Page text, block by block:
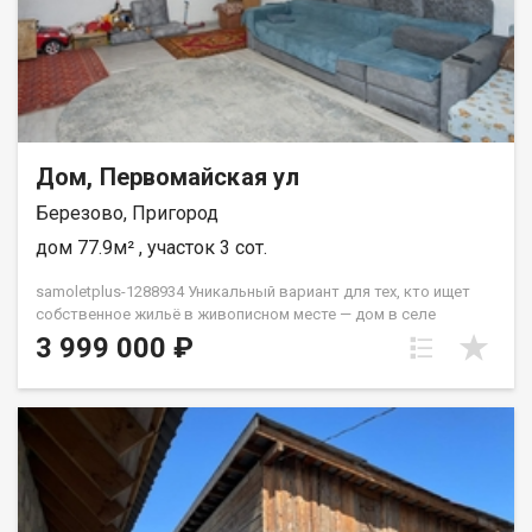
Дом, Первомайская ул
Березово, Пригород
дом 77.9м² , участок 3 сот.
samoletplus-1288934 Уникальный вариант для тех, кто ищет
собственное жильё в живописном месте — дом в селе
Берёзово Кемеровского муниципального округа. О доме:—
Площадь без пристроек (веранда, котельная) — 77,9 м.кв.—
установлен новый счётчик.— Сделан пол, во всех комнатах
натяжные потолки.— На кухне установлен бойлер.— Новым
собственникам останется лишь поклеить обои.— Отопление
частично заменено, есть возможность подключения газа.—
Дом утеплён и обшит сайдингом, подключён к центральным
коммуникациям: водоснабжение, газ, канализация,
3 999 000 ₽